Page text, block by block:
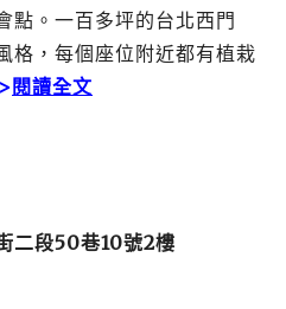
點。一百多坪的台北西門
格，每個座位附近都有植栽
閱讀全文
二段50巷10號2樓